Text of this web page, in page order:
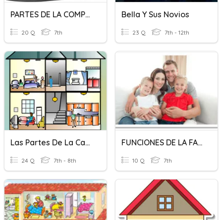
PARTES DE LA COMPUTADORA
20 Q 7th
Bella Y Sus Novios
23 Q 7th - 12th
Las Partes De La Casa
24 Q 7th - 8th
FUNCIONES DE LA FAMILIA
10 Q 7th